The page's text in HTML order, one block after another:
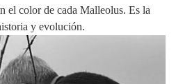
el color de cada Malleolus. Es la
y evolución.